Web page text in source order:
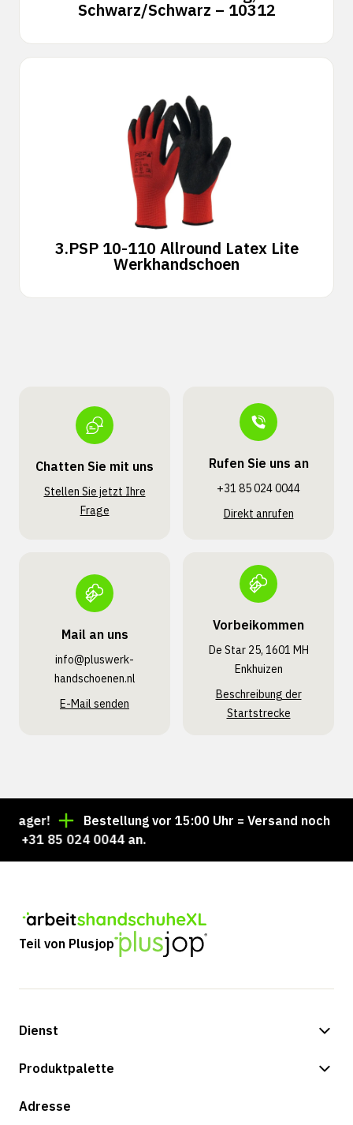
Schwarz/Schwarz – 10312
3.PSP 10-110 Allround Latex Lite
Werkhandschoen
Chatten Sie mit uns
Stellen Sie jetzt Ihre
Frage
Rufen Sie uns an
+31 85 024 0044
Direkt anrufen
Mail an uns
info@pluswerk­
handschoenen.nl
E-Mail senden
Vorbeikommen
De Star 25, 1601 MH
Enkhuizen
Beschreibung der
Startstrecke
Bestellung vor 15:00 Uhr = Versand noch am
85 024 0044 an.
Teil von Plusjop
Dienst
Zahlungsmöglichkeiten
Rücksendungen und Service
Produktpalette
Shop
Adresse